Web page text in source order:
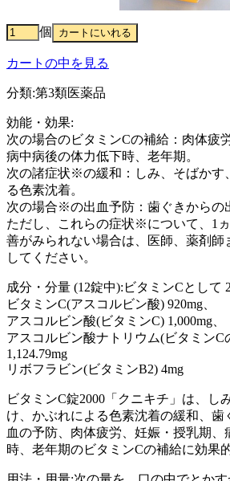
個
カートの中を見る
分類:第3類医薬品
効能・効果:
次の場合のビタミンCの補給：肉体疲
病中病後の体力低下時、老年期。
次の諸症状※の緩和：しみ、そばかす
る色素沈着。
次の場合※の出血予防：歯ぐきからの
ただし、これらの症状※について、1
善がみられない場合は、医師、薬剤師
してください。
成分・分量 (12錠中):ビタミンCとして
ビタミンC(アスコルビン酸) 920mg、
アスコルビン酸(ビタミンC) 1,000mg、
アスコルビン酸ナトリウム(ビタミンC
1,124.79mg
リボフラビン(ビタミンB2) 4mg
ビタミンC錠2000「クニキチ」は、し
け、かぶれによる色素沈着の緩和、歯
血の予防、肉体疲労、妊娠・授乳期、
時、老年期のビタミンCの補給に効果